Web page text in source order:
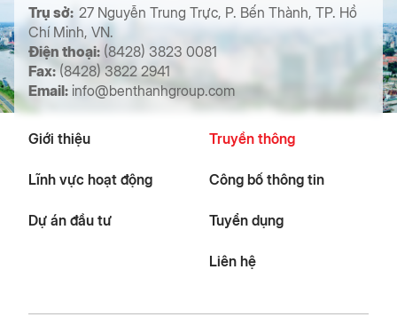
Trụ sở: 27 Nguyễn Trung Trực, P. Bến Thành, TP. Hồ
Chí Minh, VN.
Điện thoại: (8428) 3823 0081
Fax:(8428) 3822 2941
Email: info@benthanhgroup.com
Giới thiệu
Lĩnh vực hoạt động
Dự án đầu tư
Truyền thông
Công bố thông tin
Tuyển dụng
Liên hệ